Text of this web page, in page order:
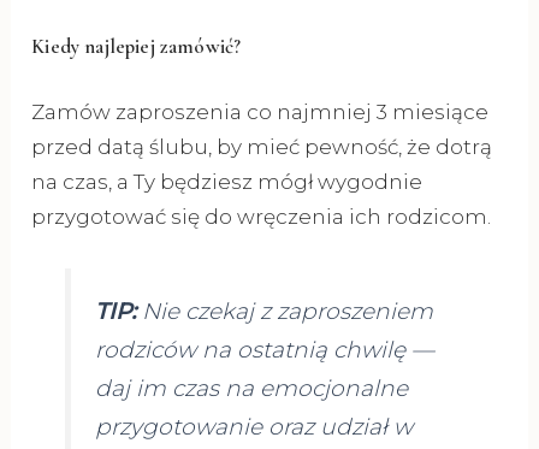
Kiedy najlepiej zamówić?
Zamów zaproszenia co najmniej 3 miesiące
przed datą ślubu, by mieć pewność, że dotrą
na czas, a Ty będziesz mógł wygodnie
przygotować się do wręczenia ich rodzicom.
TIP:Nie czekaj z zaproszeniem
rodziców na ostatnią chwilę —
daj im czas na emocjonalne
przygotowanie oraz udział w